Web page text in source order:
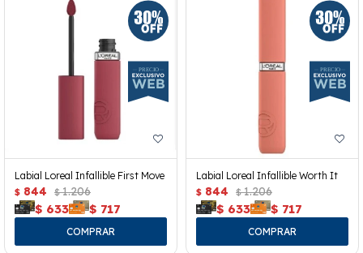
Labial Loreal Infallible First Move
$ 844 $ 1.206
$ 633 $ 717
Labial Loreal Infallible Worth It
$ 844 $ 1.206
$ 633 $ 717